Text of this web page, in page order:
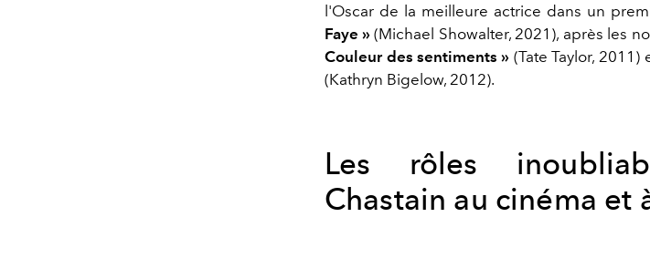
l'Oscar de la meilleure actrice dans un
Faye »(Michael Showalter, 2021), après les
Couleur des sentiments » (Tate Taylor,
(Kathryn Bigelow, 2012).
Les rôles
Chastain au cinéma et